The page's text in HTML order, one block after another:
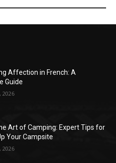
Affection in French: A
Guide
2026
Art of Camping: Expert Tips for
Your Campsite
2026